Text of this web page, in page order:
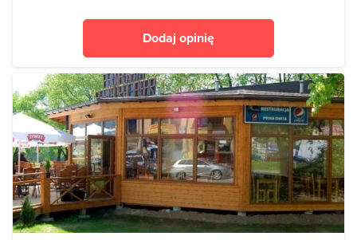
Dodaj opinię